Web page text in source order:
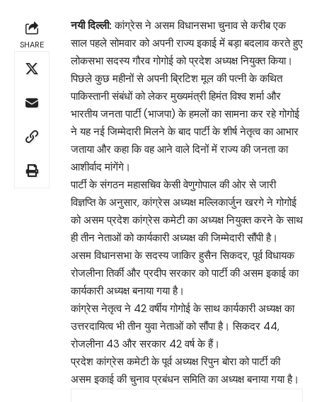
SHARE
नयी दिल्ली:कांग्रेस ने असम विधानसभा चुनाव से करीब एक
साल पहले सोमवार को अपनी राज्य इकाई में बड़ा बदलाव करते हुए
लोकसभा सदस्य गौरव गोगोई को प्रदेश अध्यक्ष नियुक्त किया।
पिछले कुछ महीनों से अपनी ब्रिटिश मूल की पत्नी के कथित
पाकिस्तानी संबंधों को लेकर मुख्यमंत्री हिमंत विश्व शर्मा और
भारतीय जनता पार्टी (भाजपा) के हमलों का सामना कर रहे गोगोई
ने यह नई जिम्मेदारी मिलने के बाद पार्टी के शीर्ष नेतृत्व का आभार
जताया और कहा कि वह आने वाले दिनों में राज्य की जनता का
आशीर्वाद मांगेंगे।
पार्टी के संगठन महासचिव केसी वेणुगोपाल की ओर से जारी
विज्ञप्ति के अनुसार, कांग्रेस अध्यक्ष मल्लिकार्जुन खरगे ने गोगोई
को असम प्रदेश कांग्रेस कमेटी का अध्यक्ष नियुक्त करने के साथ
ही तीन नेताओं को कार्यकारी अध्यक्ष की जिम्मेदारी सौंपी है।
असम विधानसभा के सदस्य जाकिर हुसैन सिकदर, पूर्व विधायक
रोजलीना तिर्की और प्रदीप सरकार को पार्टी की असम इकाई का
कार्यकारी अध्यक्ष बनाया गया है।
कांग्रेस नेतृत्व ने 42 वर्षीय गोगोई के साथ कार्यकारी अध्यक्ष का
उत्तरदायित्व भी तीन युवा नेताओं को सौंपा है। सिकदर 44,
रोजलीना 43 और सरकार 42 वर्ष के हैं।
प्रदेश कांग्रेस कमेटी के पूर्व अध्यक्ष रिपुन बोरा को पार्टी की
असम इकाई की चुनाव प्रबंधन समिति का अध्यक्ष बनाया गया है।